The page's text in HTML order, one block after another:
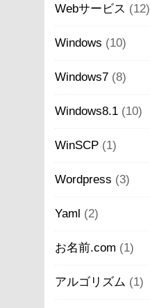
Webサービス (12)
Windows (10)
Windows7 (8)
Windows8.1 (10)
WinSCP (1)
Wordpress (3)
Yaml (2)
お名前.com (1)
アルゴリズム (1)